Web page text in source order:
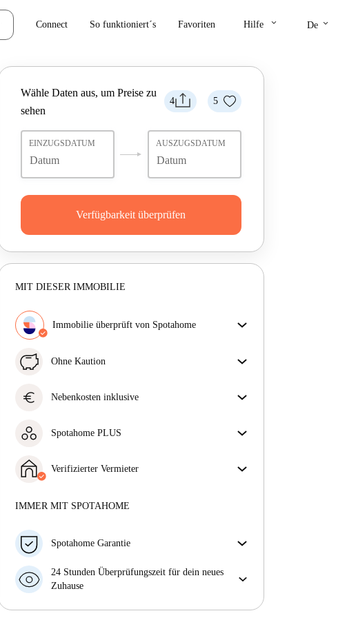
Connect So funktioniert´s Favoriten Hilfe keyboard_arrow_down De keyboard_arrow_down
4 5
Wähle Daten aus, um Preise zu
sehen
EINZUGSDATUM AUSZUGSDATUM
Verfügbarkeit überprüfen
MIT DIESER IMMOBILIE
Immobilie überprüft von Spotahome
sicherzustellen, dass du genau das bekommst, was du
Mehr über die Verifizierung
Ohne Kaution
Immobilien.
euro Nebenkosten inklusive
– Miete und Betriebskosten in einem für ein
Spotahome PLUS
indem Zugang zu höchsten Sicherheitsstandards und
zusätzlicher Unterstützung während der Mietdauer
Verifizierter Vermieter
Mehr über diesen Vermieter
IMMER MIT SPOTAHOME
Spotahome Garantie
Falls der Vermieter deine Buchung kurzfristig
storniert, werden wir dir entweder A) ein Hotel
finden oder B) den gezahlten Betrag vollständig
24 Stunden Überprüfungszeit für dein neues
Zuhause